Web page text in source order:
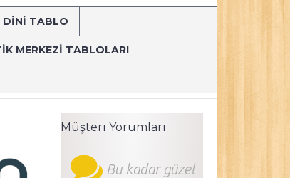
DİNİ TABLO
MERKEZI TABLOLARI
hst232 Poliklinik Klinik Hastane Dekorasyonu
Müşteri Yorumları
Bu kadar güzel